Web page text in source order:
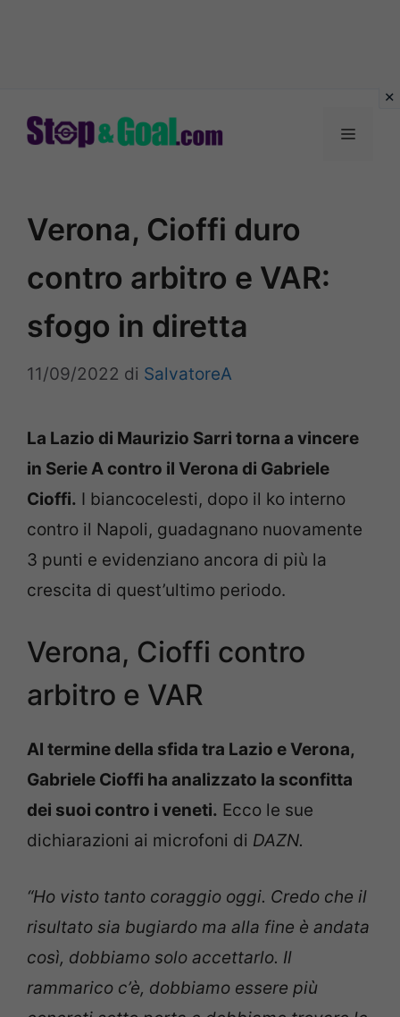
Menu
Verona, Cioffi duro
contro arbitro e VAR:
sfogo in diretta
11/09/2022 di SalvatoreA
La Lazio di Maurizio Sarri torna a vincere
in Serie A contro il Verona di Gabriele
Cioffi. I biancocelesti, dopo il ko interno
contro il Napoli, guadagnano nuovamente
3 punti e evidenziano ancora di più la
crescita di quest’ultimo periodo.
Verona, Cioffi contro
arbitro e VAR
Al termine della sfida tra Lazio e Verona,
Gabriele Cioffi ha analizzato la sconfitta
dei suoi contro i veneti. Ecco le sue
dichiarazioni ai microfoni di DAZN.
“Ho visto tanto coraggio oggi. Credo che il
risultato sia bugiardo ma alla fine è andata
così, dobbiamo solo accettarlo. Il
rammarico c’è, dobbiamo essere più